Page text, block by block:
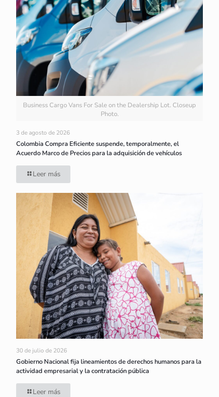
Business Cargo Vans For Sale on the Dealership Lot. Closeup
Photo.
3 de agosto de 2026
Colombia Compra Eficiente suspende, temporalmente, el
Acuerdo Marco de Precios para la adquisición de vehículos
Leer más
30 de julio de 2026
Gobierno Nacional fija lineamientos de derechos humanos para la
actividad empresarial y la contratación pública
Leer más